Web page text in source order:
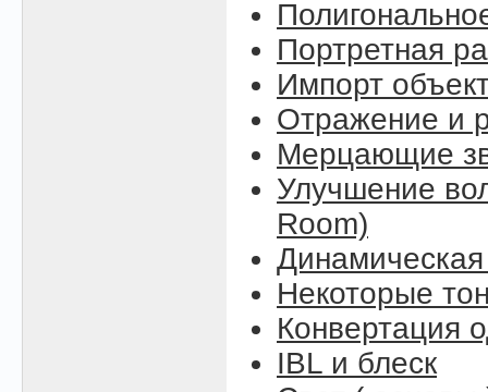
Портретная
Импорт
Отражение и
Мерцающие
Улучшение
Room)
Некоторые
Конвертация
IBL и блеск